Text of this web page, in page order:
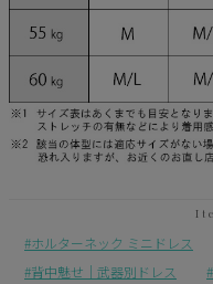
ホルターネック ミニドレス
背中魅せ｜武器別ドレス